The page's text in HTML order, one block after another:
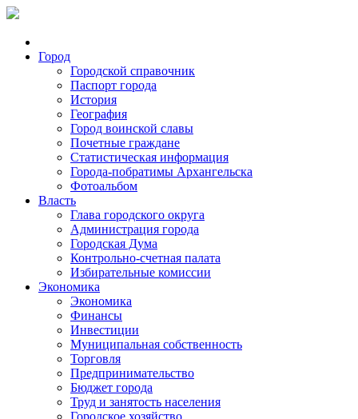
Город
Городской справочник
Паспорт города
История
География
Город воинской славы
Почетные граждане
Статистическая информация
Города-побратимы Архангельска
Фотоальбом
Власть
Глава городского округа
Администрация города
Городская Дума
Контрольно-счетная палата
Избирательные комиссии
Экономика
Экономика
Финансы
Инвестиции
Муниципальная собственность
Торговля
Предпринимательство
Бюджет города
Труд и занятость населения
Городское хозяйство